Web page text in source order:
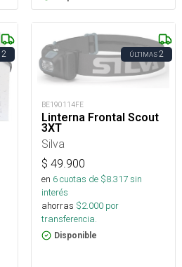
2 ÚLTIMAS2
BE190114FE
Linterna Frontal Scout
3XT
Silva
$ 49.900
en 6cuotas de $8.317sin
interés
ahorras $2.000 por
transferencia.
Disponible